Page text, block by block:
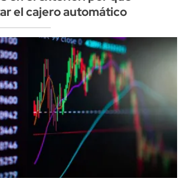
el cajero automático